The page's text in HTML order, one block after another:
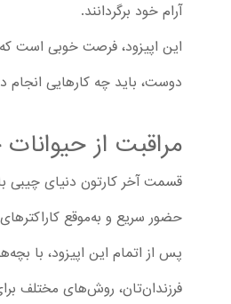
آرام خود برگردانند.
این اپیزود، فرصت خوبی است
دوست، باید چه کارهایی انجام
مراقبت از
قسمت آخر کارتون دنیای چیبی
حضور سریع و به‌موقع
پس از اتمام این اپیزود، با
فرزندان‌تان، روش‌های مختلف